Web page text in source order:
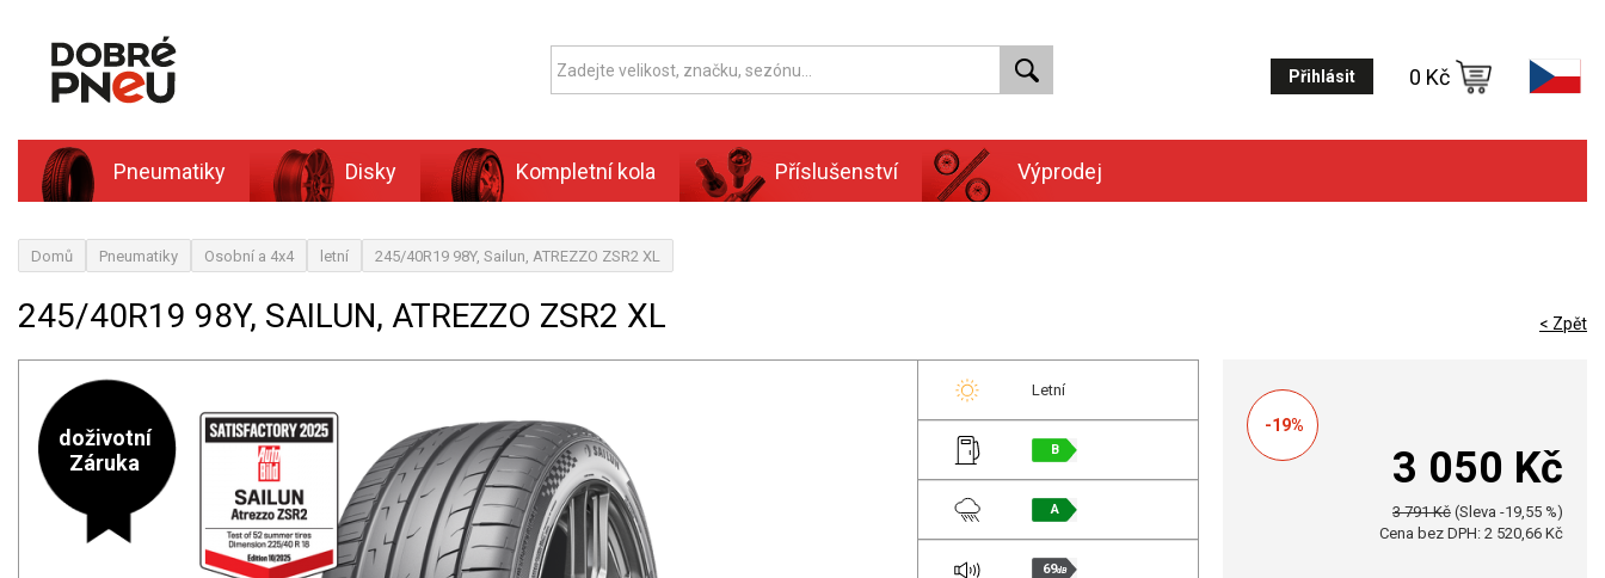
Přihlásit 0 Kč
Pneumatiky Disky Kompletní kola Příslušenství Výprodej
Domů Pneumatiky Osobní a 4x4 letní 245/40R19 98Y, Sailun, ATREZZO ZSR2 XL
245/40R19 98Y, SAILUN, ATREZZO ZSR2 XL < Zpět
doživotní
Záruka
Letní
B
A
69dB
-19%
3 050 Kč
3 791 Kč (Sleva -19,55 %)
Cena bez DPH: 2 520,66 Kč